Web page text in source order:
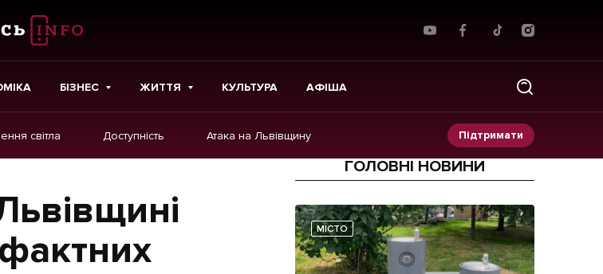
БІЗНЕС ЖИТТЯ КУЛЬТУРА АФІША
світла Доступність Атака на Львівщину Підтримати
Картки
Репортаж
Прес-релізи
Фото/Відео
Made in Lviv
ГОЛОВНІ НОВИНИ
МІСТО